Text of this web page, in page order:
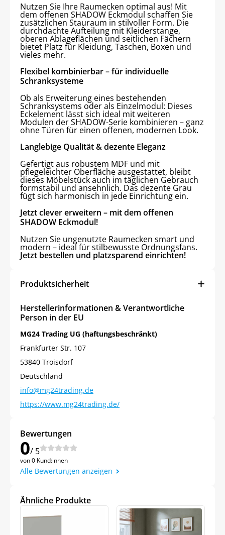
Nutzen Sie Ihre Raumecken optimal aus! Mit
dem offenen SHADOW Eckmodul schaffen Sie
zusätzlichen Stauraum in stilvoller Form. Die
durchdachte Aufteilung mit Kleiderstange,
oberen Ablageflächen und seitlichen Fächern
bietet Platz für Kleidung, Taschen, Boxen und
vieles mehr.
Flexibel kombinierbar – für individuelle
Schranksysteme
Ob als Erweiterung eines bestehenden
Schranksystems oder als Einzelmodul: Dieses
Eckelement lässt sich ideal mit weiteren
Modulen der SHADOW-Serie kombinieren – ganz
ohne Türen für einen offenen, modernen Look.
Langlebige Qualität & dezente Eleganz
Gefertigt aus robustem MDF und mit
pflegeleichter Oberfläche ausgestattet, bleibt
dieses Möbelstück auch im täglichen Gebrauch
formstabil und ansehnlich. Das dezente Grau
fügt sich harmonisch in jede Einrichtung ein.
Jetzt clever erweitern – mit dem offenen
SHADOW Eckmodul!
Nutzen Sie ungenutzte Raumecken smart und
modern – ideal für stilbewusste Ordnungsfans.
Jetzt bestellen und platzsparend einrichten!
Produktsicherheit
Herstellerinformationen & Verantwortliche
Person in der EU
MG24 Trading UG (haftungsbeschränkt)
Frankfurter Str. 107
53840 Troisdorf
Deutschland
info@mg24trading.de
https://www.mg24trading.de/
Bewertungen
0/ 5
von 0 Kund:innen
Alle Bewertungen anzeigen
Ähnliche Produkte